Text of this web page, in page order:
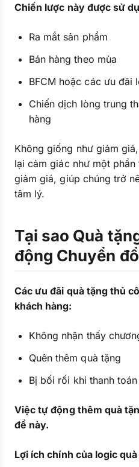
Chiến lược này được sử
Ra mắt sản phẩm
Bán hàng theo mùa
BFCM hoặc các ưu đãi
Chiến dịch lòng trung
hàng
Không giống như giảm
lại cảm giác như một
giảm giá, giúp chúng trở
tâm lý.
Tại sao Quà
động Chuyển
Các ưu đãi quà tặng thủ
khách hàng:
Không nhận thấy
Quên thêm quà tặng
Bị bối rối khi thanh toán
Việc tự động thêm quà
đề này.
Lợi ích chính của logic